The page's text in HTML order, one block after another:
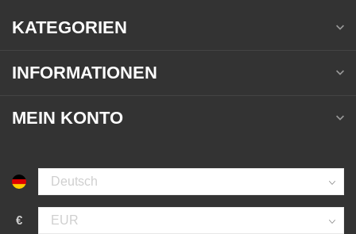
KATEGORIEN
INFORMATIONEN
MEIN KONTO
€